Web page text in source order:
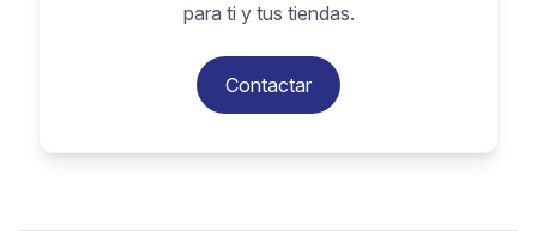
para ti y tus tiendas.
Contactar